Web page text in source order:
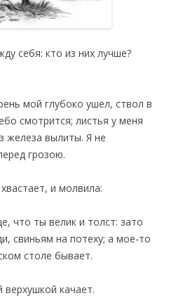
себя: кто из них лучше?
мой глубоко ушел, ствол в
смотрится; листья у меня
железа вылиты. Я не
грозою.
и молвила:
что ты велик и толст: зато
свиньям на потеху; а мое-то
столе бывает.
верхушкой качает.